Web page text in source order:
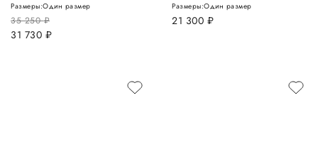
35 250руб.
31 730 руб.
Размеры:Один размер
21 300 руб.
Размеры:Один размер